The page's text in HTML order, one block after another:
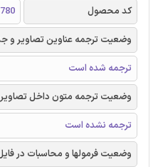
کد محصول
وضعیت ترجمه عناوین تصاویر و
ترجمه شده است
وضعیت ترجمه متون داخل تصاویر
ترجمه نشده است
وضعیت فرمولها و محاسبات در